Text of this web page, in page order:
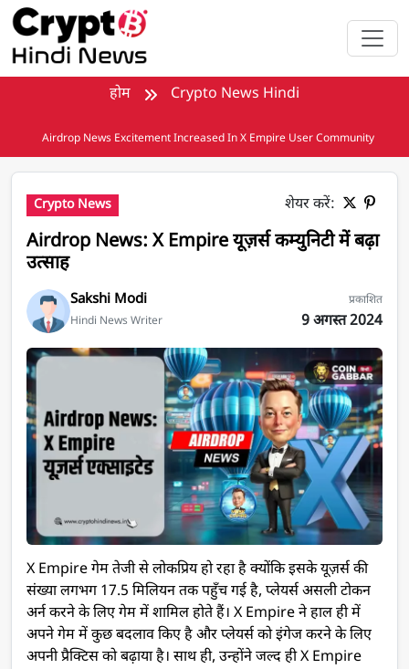
मुख्य सामग्री पर जाएँ
होम Crypto News Hindi
Airdrop News Excitement Increased In X Empire User Community
Crypto News शेयर करें:
Airdrop News: X Empire यूज़र्स कम्युनिटी में बढ़ा
उत्साह
Sakshi Modi
Hindi News Writer
प्रकाशित
9 अगस्त 2024
Airdrop News: X Empire यूज़र्स कम्युनिटी में बढ़ा उत्साह
X Empire गेम तेजी से लोकप्रिय हो रहा है क्योंकि इसके यूज़र्स की
संख्या लगभग 17.5 मिलियन तक पहुँच गई है, प्लेयर्स असली टोकन
अर्न करने के लिए गेम में शामिल होते हैं। X Empireने हाल ही में
अपने गेम में कुछ बदलाव किए है और प्लेयर्स को इंगेज करने के लिए
अपनी प्रैक्टिस को बढ़ाया है। साथ ही, उन्होंने जल्द ही X Empire